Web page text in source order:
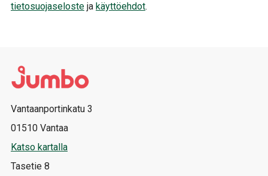
tietosuojaseloste ja käyttöehdot.
Vantaanportinkatu 3
01510 Vantaa
Katso kartalla
Tasetie 8